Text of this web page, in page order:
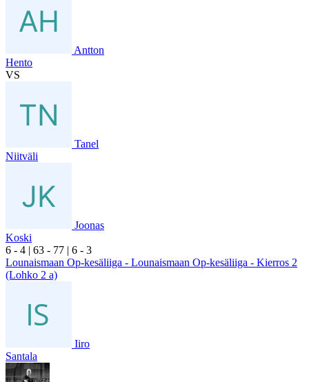
Antton
Hento
VS
Tanel
Niitväli
Joonas
Koski
6 - 4 | 63 - 77 | 6 - 3
Lounaismaan Op-kesäliiga - Lounaismaan Op-kesäliiga - Kierros 2
(Lohko 2 a)
Iiro
Santala